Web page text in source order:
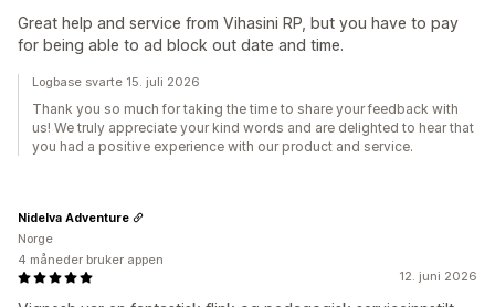
Great help and service from Vihasini RP, but you have to pay
for being able to ad block out date and time.
Logbase svarte 15. juli 2026
Thank you so much for taking the time to share your feedback with
us! We truly appreciate your kind words and are delighted to hear that
you had a positive experience with our product and service.
12. juni 2026
Nidelva Adventure
Norge
4 måneder bruker appen